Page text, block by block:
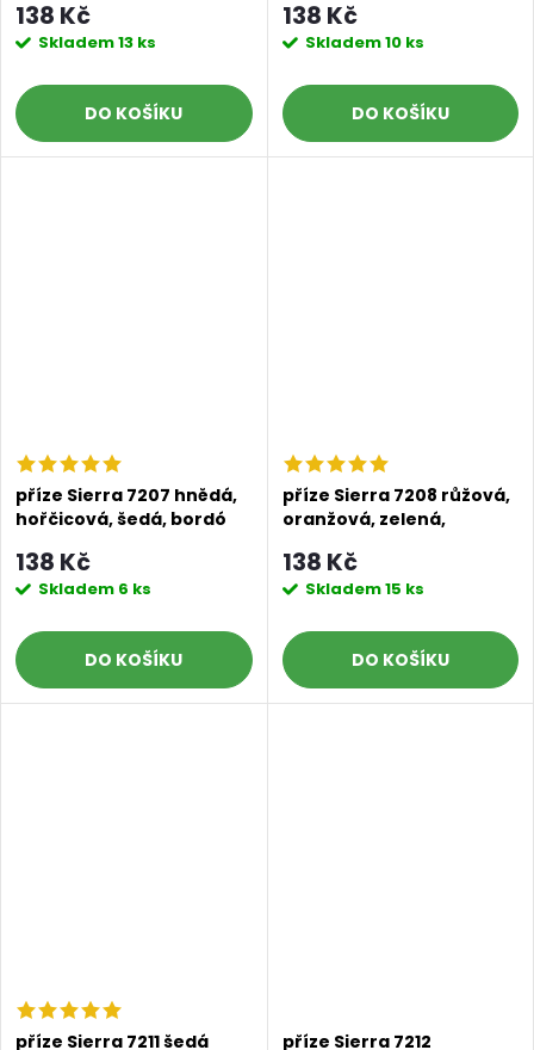
138 Kč
Skladem13 ks
DO KOŠÍKU
138 Kč
Skladem10 ks
DO KOŠÍKU
příze Sierra 7207 hnědá,
hořčicová, šedá, bordó
138 Kč
Skladem 6 ks
DO KOŠÍKU
příze Sierra 7208 růžová,
oranžová, zelená,
138 Kč
Skladem15 ks
DO KOŠÍKU
příze Sierra 7211 šedá
příze Sierra 7212